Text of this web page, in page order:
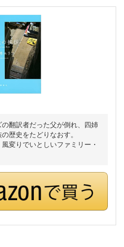
翻訳者だった父が倒れ、四姉
歴史をたどりなおす。
変りでいとしいファミリー・